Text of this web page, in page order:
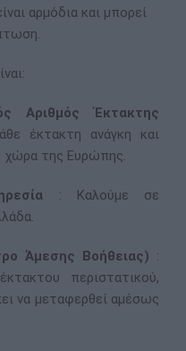
αρμόδια και μπορεί
Αριθμός Έκτακτης
έκτακτη ανάγκη και
χώρα της Ευρώπης.
: Καλούμε σε
Άμεσης Βοήθειας) :
περιστατικού,
να μεταφερθεί αμέσως